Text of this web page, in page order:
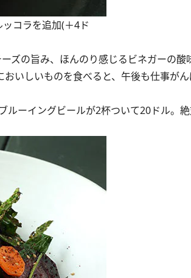
コラを追加(＋4ド
ズの旨み、ほんのり感じるビネガーの酸
いしいものを食べると、午後も仕事が
ルーイングビールが2杯ついて20ドル。